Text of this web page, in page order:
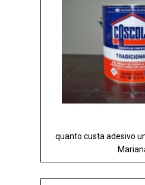
quanto custa adesivo